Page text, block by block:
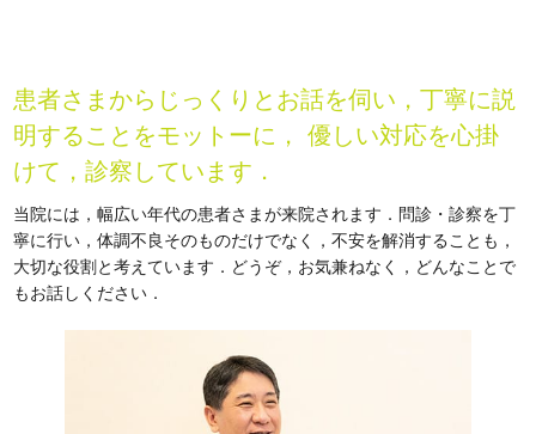
患者さまからじっくりとお話を伺い，丁寧に説
明することをモットーに， 優しい対応を心掛
けて，診察しています．
当院には，幅広い年代の患者さまが来院されます．問診・診察を丁
寧に行い，体調不良そのものだけでなく，不安を解消することも，
大切な役割と考えています．どうぞ，お気兼ねなく，どんなことで
もお話しください．